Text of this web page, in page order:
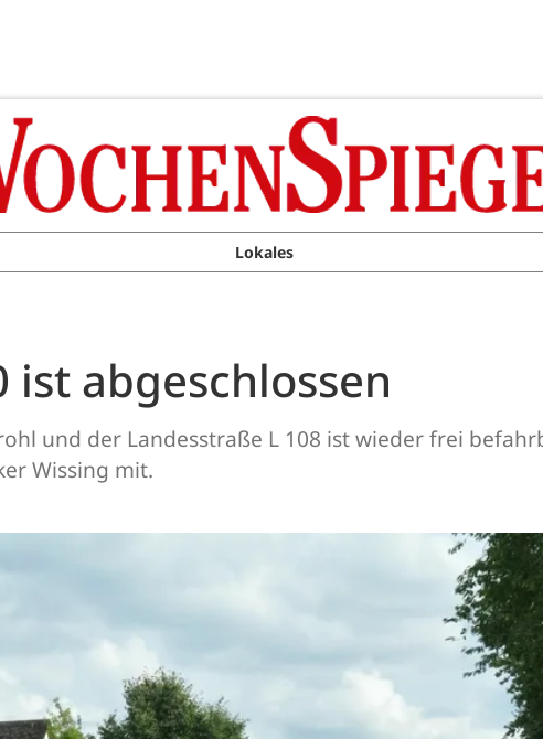
Lokales
ist abgeschlossen
und der Landesstraße L 108 ist wieder frei
Wissing mit.